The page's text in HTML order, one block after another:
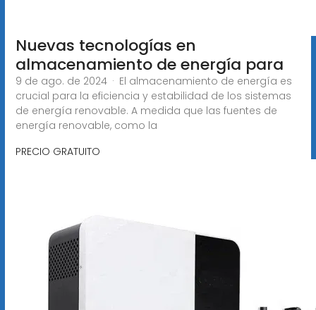
Nuevas tecnologías en
almacenamiento de energía para
9 de ago. de 2024 · El almacenamiento de energía es
crucial para la eficiencia y estabilidad de los sistemas
de energía renovable. A medida que las fuentes de
energía renovable, como la
PRECIO GRATUITO